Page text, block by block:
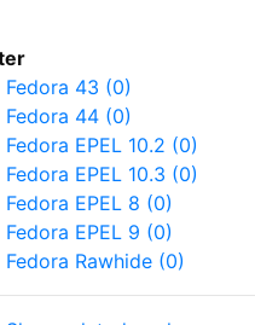
Fedora 43 (0)
Fedora 44 (0)
Fedora EPEL 10.2 (0)
Fedora EPEL 10.3 (0)
Fedora EPEL 8 (0)
Fedora EPEL 9 (0)
Fedora Rawhide (0)